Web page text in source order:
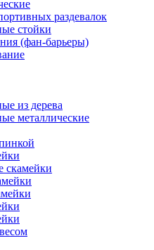
раздевалок
стойки
(фан-барьеры)
из дерева
металлические
скамейки